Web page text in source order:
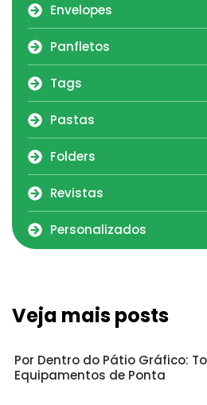
Envelopes
Panfletos
Tags
Pastas
Folders
Revistas
Personalizados
Veja mais posts
Por Dentro do Pátio Gráfico:
Equipamentos de Ponta